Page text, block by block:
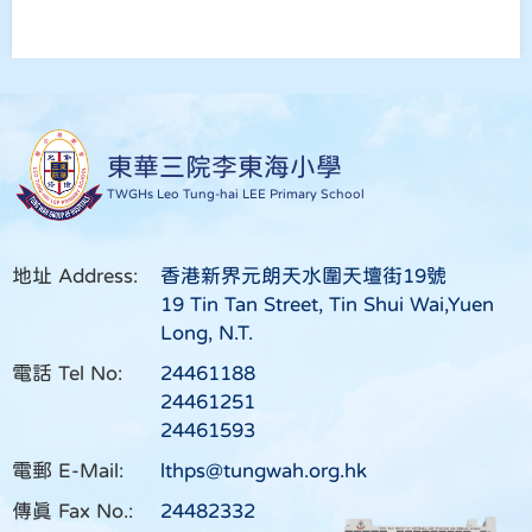
東華三院李東海小學
TWGHs Leo Tung-hai LEE Primary School
地址 Address:
香港新界元朗天水圍天壇街19號
19 Tin Tan Street, Tin Shui Wai,Yuen
Long, N.T.
電話 Tel No:
24461188
24461251
24461593
電郵 E-Mail:
lthps@tungwah.org.hk
傳真 Fax No.:
24482332